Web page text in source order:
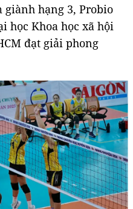
giành hạng 3, Probio
học Khoa học xã hội
đạt giải phong